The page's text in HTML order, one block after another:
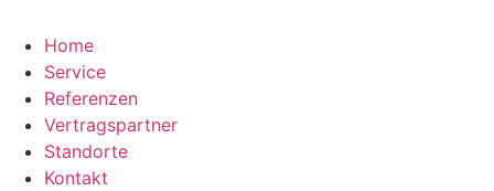
Home
Service
Referenzen
Vertragspartner
Standorte
Kontakt